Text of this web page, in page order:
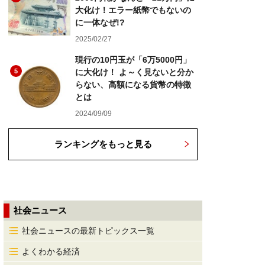
大化け！エラー紙幣でもないの
に一体なぜ!?
2025/02/27
5
現行の10円玉が「6万5000円」
に大化け！ よ～く見ないと分か
らない、高額になる貨幣の特徴
とは
2024/09/09
ランキングをもっと見る
社会ニュース
社会ニュースの最新トピックス一覧
よくわかる経済